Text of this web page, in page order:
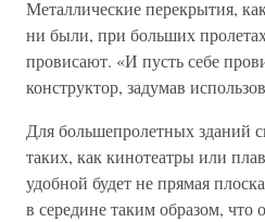
Металлические перекрытия,
ни были, при больших
провисают. «И пусть себе
конструктор, задумав
Для большепролетных зданий
таких, как кинотеатры или
удобной будет не прямая
в середине таким образом,